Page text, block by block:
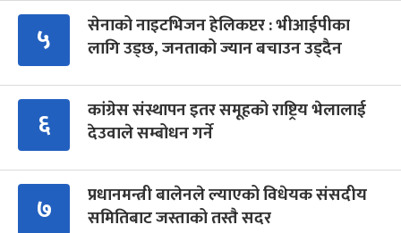
५
सेनाको नाइटभिजन हेलिकप्टर : भीआईपीका
लागि उड्छ, जनताको ज्यान बचाउन उड्दैन
६
कांग्रेस संस्थापन इतर समूहको राष्ट्रिय भेलालाई
देउवाले सम्बोधन गर्ने
७
प्रधानमन्त्री बालेनले ल्याएको विधेयक संसदीय
समितिबाट जस्ताको तस्तै सदर